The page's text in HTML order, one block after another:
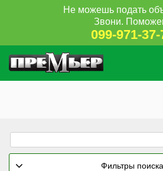
Не можешь подать
Звони.
099-971-37-
Фильтры поиска